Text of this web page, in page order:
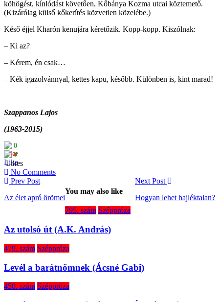
köhögést, kínlódást követően, Kőbánya Kozma utcai köztemető.
(Kizárólag külső kőkerítés közvetlen közelébe.)
Késő éjjel Kharón kenujára kéretőzik. Kopp-kopp. Kiszólnak:
– Ki az?
– Kérem, én csak…
– Kék igazolvánnyal, kettes kapu, később. Különben is, kint marad!
Szappanos Lajos
(1963-2015)
0
0
Likes
No Comments
Prev Post
Az élet apró örömei
Next Post
Hogyan lehet hajléktalan?
You may also like
795. szám Széppróza
Az utolsó út (A.K. András)
479. szám Széppróza
Levél a barátnőmnek (Ácsné Gabi)
450. szám Széppróza